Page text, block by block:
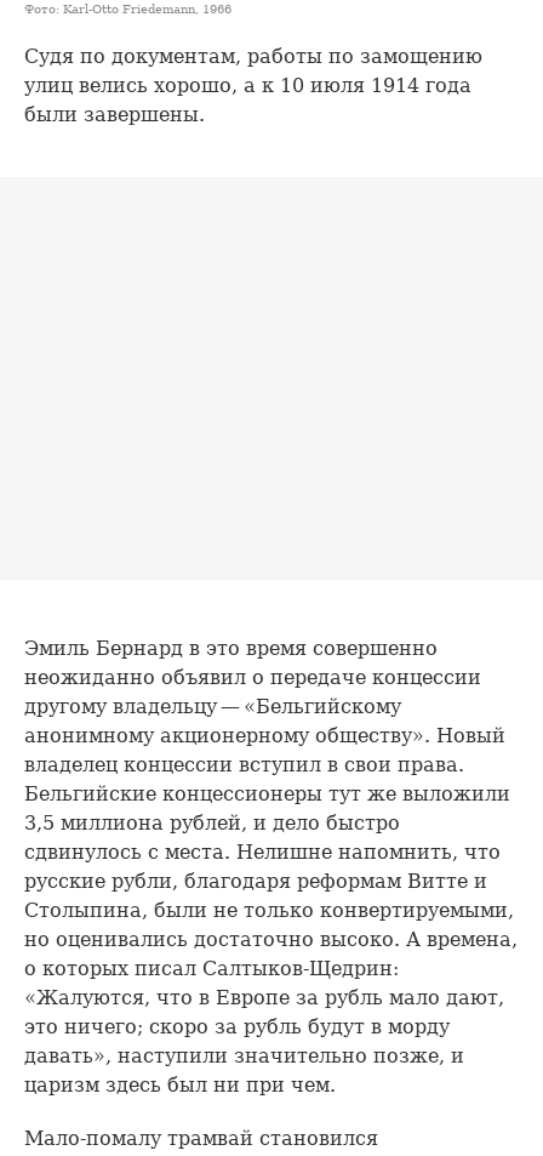
Фото: Karl-Otto Friedemann, 1966
Судя по документам, работы по замощению
улиц велись хорошо, а к 10 июля 1914 года
были завершены.
Эмиль Бернард в это время совершенно
неожиданно объявил о передаче концессии
другому владельцу — «Бельгийскому
анонимному акционерному обществу». Новый
владелец концессии вступил в свои права.
Бельгийские концессионеры тут же выложили
3,5 миллиона рублей, и дело быстро
сдвинулось с места. Нелишне напомнить, что
русские рубли, благодаря реформам Витте и
Столыпина, были не только конвертируемыми,
но оценивались достаточно высоко. А времена,
о которых писал Салтыков-Щедрин:
«Жалуются, что в Европе за рубль мало дают,
это ничего; скоро за рубль будут в морду
давать», наступили значительно позже, и
царизм здесь был ни при чем.
Мало-помалу трамвай становился